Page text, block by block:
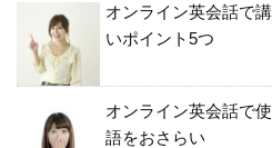
オンライン英会話で
いポイント5つ
オンライン英会話で
語をおさらい